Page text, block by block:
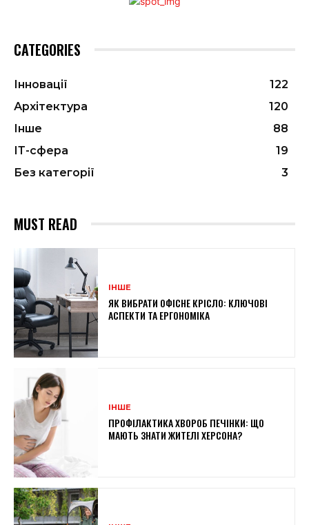
CATEGORIES
Інновації
122
Архітектура
120
Інше
88
ІТ-сфера
19
Без категорії
3
MUST READ
ІНШЕ
ЯК ВИБРАТИ ОФІСНЕ КРІСЛО: КЛЮЧОВІ
АСПЕКТИ ТА ЕРГОНОМІКА
ІНШЕ
ПРОФІЛАКТИКА ХВОРОБ ПЕЧІНКИ: ЩО
МАЮТЬ ЗНАТИ ЖИТЕЛІ ХЕРСОНА?